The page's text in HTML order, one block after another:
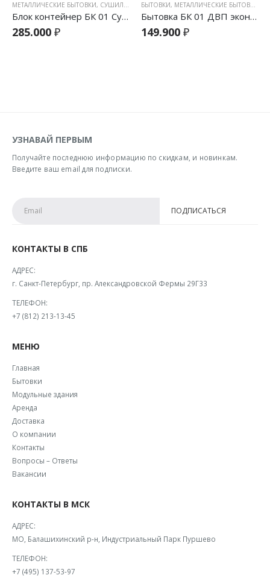
МЕТАЛЛИЧЕСКИЕ БЫТОВКИ, СУШИЛКА
Блок контейнер БК 01 Сушилка
285.000 ₽
БЫТОВКИ, МЕТАЛЛИЧЕСКИЕ БЫТОВКИ
Бытовка БК 01 ДВП эконом
149.900 ₽
УЗНАВАЙ ПЕРВЫМ
Получайте последнюю информацию по скидкам, и новинкам.
Введите ваш email для подписки.
КОНТАКТЫ В СПБ
АДРЕС:
г. Санкт-Петербург, пр. Александровской Фермы 29Г33
ТЕЛЕФОН:
+7 (812) 213-13-45
МЕНЮ
Главная
Бытовки
Модульные здания
Аренда
Доставка
О компании
Контакты
Вопросы – Ответы
Вакансии
КОНТАКТЫ В МСК
АДРЕС:
МО, Балашихинский р-н, Индустриальный Парк Пуршево
ТЕЛЕФОН:
+7 (495) 137-53-97